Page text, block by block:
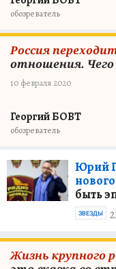
обозреватель
Россия
отношения.
10 февраля 2020
Георгий БОВТ
обозреватель
Юрий
быть
ЗВЕЗДЫ
Жизнь крупного